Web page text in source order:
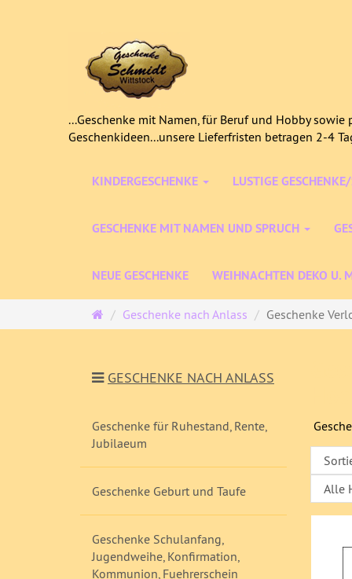
...Geschenke mit Namen, für Beruf und Hobby sowie
Geschenkideen...unsere Lieferfristen betragen 2-4
KINDERGESCHENKE LUSTIGE
GESCHENKE MIT NAMEN UND SPRUCH
NEUE GESCHENKE WEIHNACHTEN DEKO U.
Startseite
Geschenke nach Anlass Geschenke
GESCHENKE NACH ANLASS
Geschenke für Ruhestand, Rente,
Jubilaeum
Geschenke Geburt und Taufe
Geschenke Schulanfang,
Jugendweihe, Konfirmation,
Kommunion, Fuehrerschein